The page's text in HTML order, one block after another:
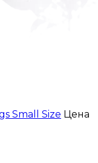
Small Size Цена